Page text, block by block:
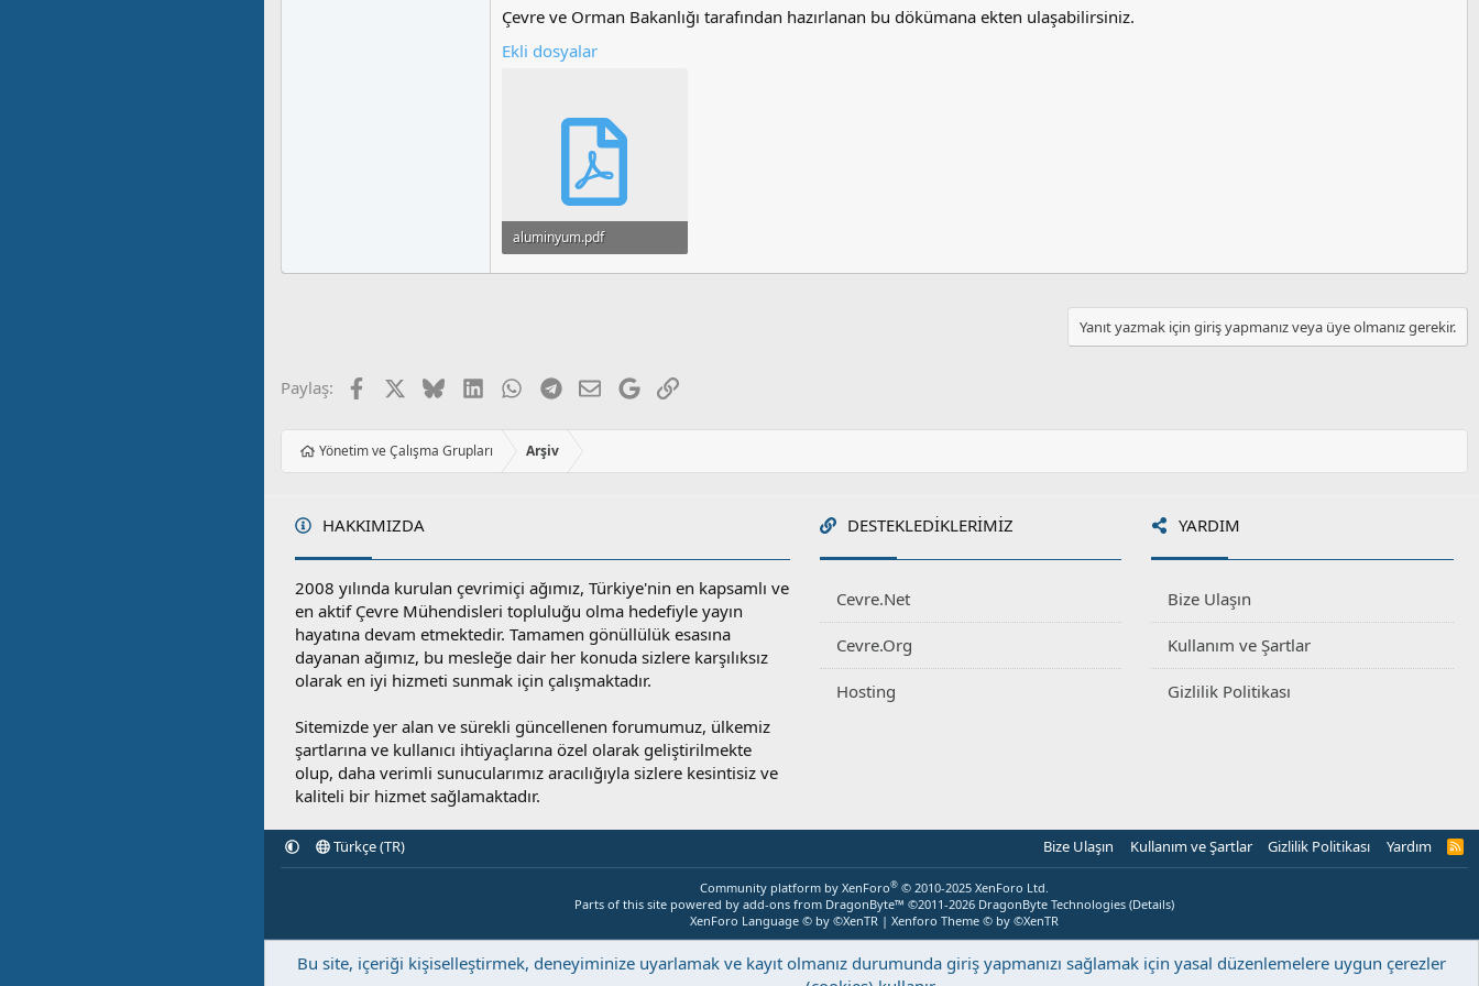
Çevre ve Orman Bakanlığı tarafından hazırlanan bu dökümana ekten ulaşabilirsiniz.
Ekli dosyalar
aluminyum.pdf
162.3 KB · Görüntüleme: 107
Yanıt yazmak için giriş yapmanız veya üye olmanız gerekir.
Paylaş: Facebook BlueskyLinkedInWhatsApp
Telegram
E-postaGoogleLink
Yönetim ve Çalışma Grupları Arşiv
HAKKIMIZDA
2008 yılında kurulan çevrimiçi ağımız, Türkiye'nin en kapsamlı ve
en aktif Çevre Mühendisleri topluluğu olma hedefiyle yayın
hayatına devam etmektedir. Tamamen gönüllülük esasına
dayanan ağımız, bu mesleğe dair her konuda sizlere karşılıksız
olarak en iyi hizmeti sunmak için çalışmaktadır.
Sitemizde yer alan ve sürekli güncellenen forumumuz, ülkemiz
şartlarına ve kullanıcı ihtiyaçlarına özel olarak geliştirilmekte
olup, daha verimli sunucularımız aracılığıyla sizlere kesintisiz ve
kaliteli bir hizmet sağlamaktadır.
DESTEKLEDIKLERIMIZ
Cevre.Net
Cevre.Org
Hosting
YARDIM
Bize Ulaşın
Kullanım ve Şartlar
Gizlilik Politikası
Türkçe (TR) Bize Ulaşın Kullanım ve Şartlar Gizlilik Politikası Yardım
R
Community platform by XenForo® © 2010-2025 XenForo Ltd.
Parts of this site powered by add-ons from DragonByte™ ©2011-2026 DragonByte Technologies (Details)
XenForo Language © by ©XenTR | Xenforo Theme © by ©XenTR
Bu site, içeriği kişiselleştirmek, deneyiminize uyarlamak ve kayıt olmanız durumunda giriş yapmanızı sağlamak için yasal düzenlemelere uygun çerezler